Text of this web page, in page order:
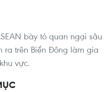
bày tỏ quan ngại sâu
ra trên Biển Đông làm gia
vực.